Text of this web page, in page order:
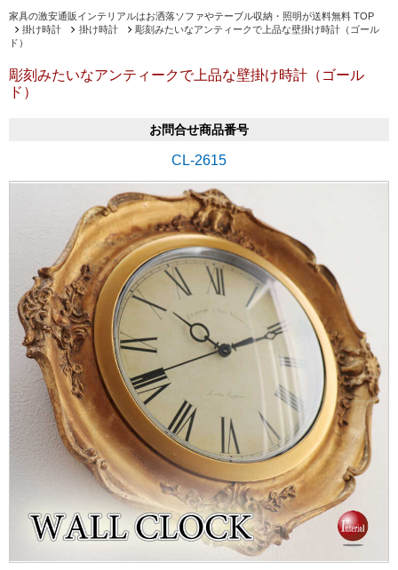
家具の激安通販インテリアルはお洒落ソファやテーブル収納・照明が送料無料 TOP
掛け時計
掛け時計
彫刻みたいなアンティークで上品な壁掛け時計（ゴール
ド）
彫刻みたいなアンティークで上品な壁掛け時計（ゴール
ド）
お問合せ商品番号
CL-2615